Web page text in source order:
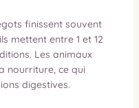
finissent souvent
mettent entre 1 et 12
Les animaux
nourriture, ce qui
digestives.